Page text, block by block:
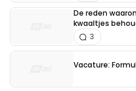
De reden
kwaaltjes
3
Vacature: